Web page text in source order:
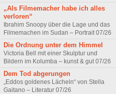
„Als Filmemacher habe ich alles
verloren“
Ibrahim Snoopy über die Lage und das
Filmemachen im Sudan – Portrait 07/26
Die Ordnung unter dem Himmel
Victoria Bell mit einer Skulptur und
Bildern im Kolumba – kunst & gut 07/26
Dem Tod abgerungen
„Eddos goldenes Lächeln“ von Stella
Gaitano – Literatur 07/26